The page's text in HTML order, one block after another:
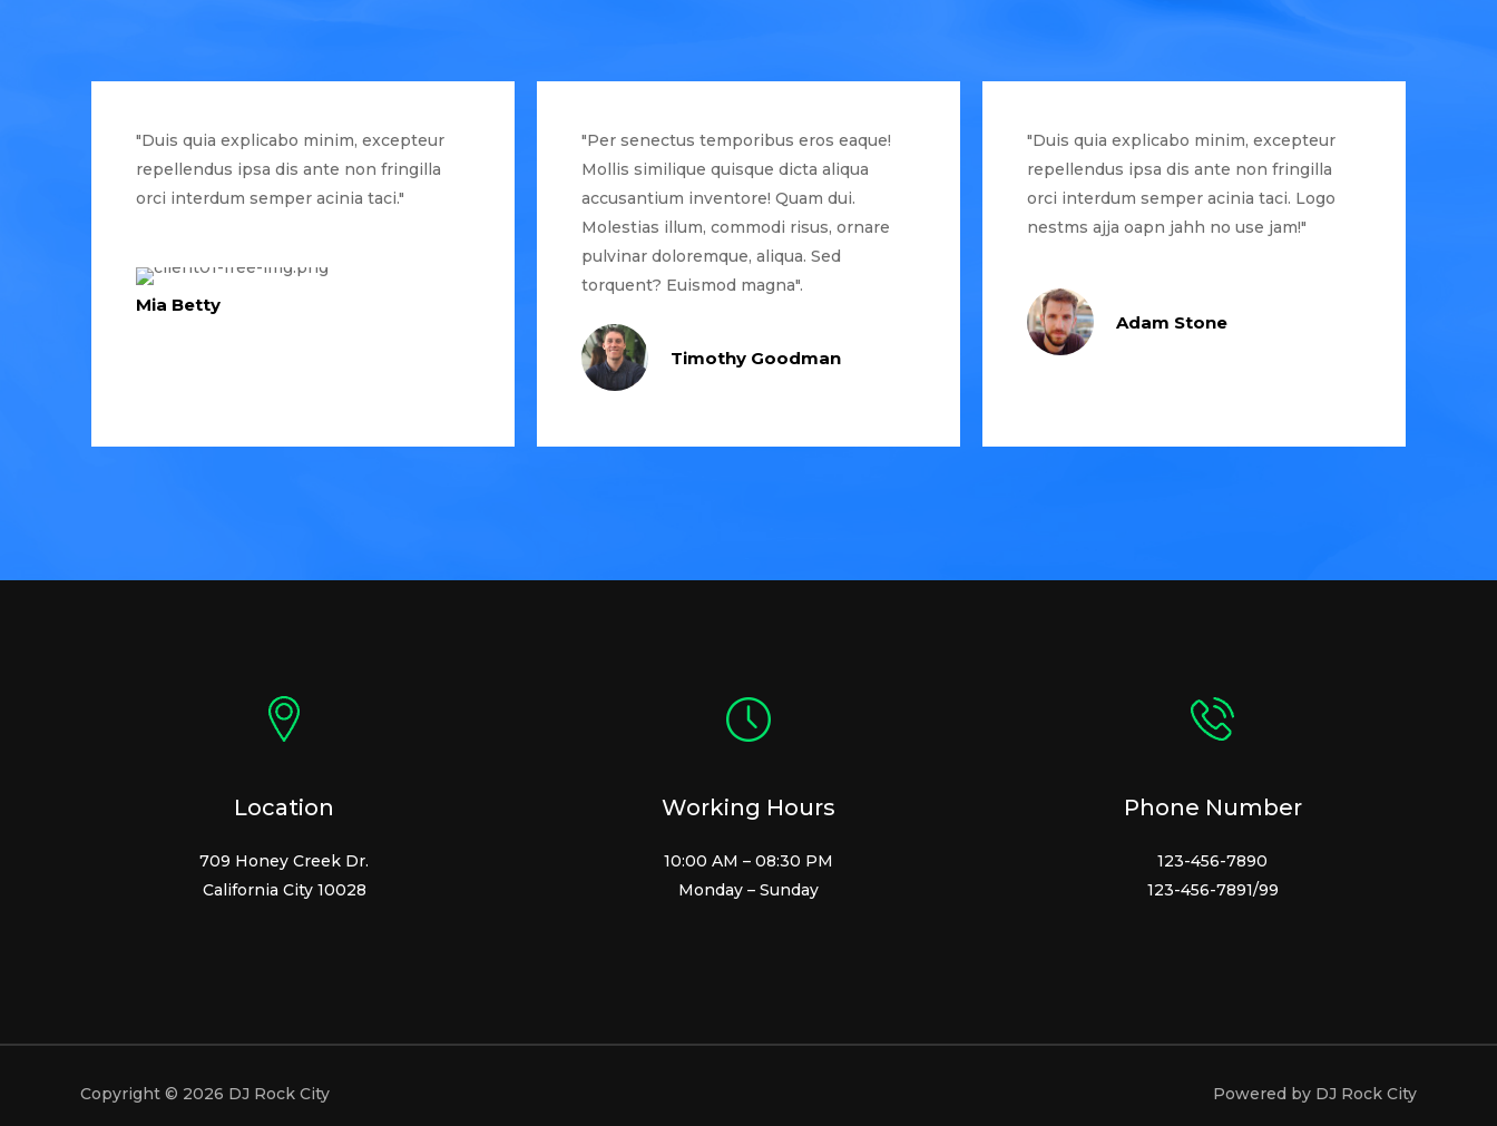
"Duis quia explicabo minim, excepteur
repellendus ipsa dis ante non fringilla
orci interdum semper acinia taci."
Mia Betty
"Per senectus temporibus eros eaque!
Mollis similique quisque dicta aliqua
accusantium inventore! Quam dui.
Molestias illum, commodi risus, ornare
pulvinar doloremque, aliqua. Sed
torquent? Euismod magna".
Timothy Goodman
"Duis quia explicabo minim, excepteur
repellendus ipsa dis ante non fringilla
orci interdum semper acinia taci. Logo
nestms ajja oapn jahh no use jam!"
Adam Stone
Location
709 Honey Creek Dr.
California City 10028
Working Hours
10:00 AM – 08:30 PM
Monday – Sunday
Phone Number
123-456-7890
123-456-7891/99
Copyright © 2026 DJ Rock City Powered by DJ Rock City